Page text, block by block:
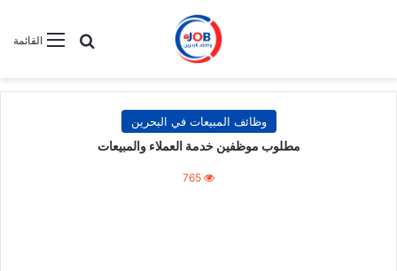
القائمةبحث عن
وظائف المبيعات في البحرين
مطلوب موظفين خدمة العملاء والمبيعات
765